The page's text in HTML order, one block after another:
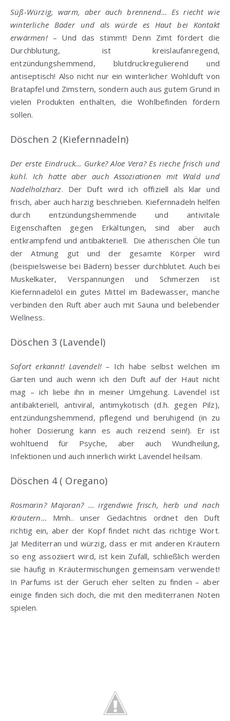
Süß-Würzig, warm, aber auch brennend… Es riecht wie
winterliche Bäder und als würde es Haut bei Kontakt
erwärmen!– Und das stimmt! Denn Zimt fördert die
Durchblutung, ist kreislaufanregend,
entzündungshemmend, blutdruckregulierend und
antiseptisch! Also nicht nur ein winterlicher Wohlduft von
Bratapfel und Zimstern, sondern auch aus gutem Grund in
vielen Produkten enthalten, die Wohlbefinden fördern
sollen.
Döschen 2 (Kiefernnadeln)
Der erste Eindruck… Gurke? Aloe Vera? Es rieche frisch und
kühl. Ich hatte aber auch Assoziationen mit Wald und
Nadelholzharz. Der Duft wird ich offiziell als klar und
frisch, aber auch harzig beschrieben. Kiefernnadeln helfen
durch entzündungshemmende und antivitale
Eigenschaften gegen Erkältungen, sind aber auch
entkrampfend und antibakteriell. Die ätherischen Öle tun
der Atmung gut und der gesamte Körper wird
(beispielsweise bei Bädern) besser durchblutet. Auch bei
Muskelkater, Verspannungen und Schmerzen ist
Kiefernnadelöl ein gutes Mittel im Badewasser, manche
verbinden den Ruft aber auch mit Sauna und belebender
Wellness.
Döschen 3 (Lavendel)
Sofort erkannt! Lavendel! – Ich habe selbst welchen im
Garten und auch wenn ich den Duft auf der Haut nicht
mag – ich liebe ihn in meiner Umgehung. Lavendel ist
antibakteriell, antiviral, antimykotisch (d.h. gegen Pilz),
entzündungshemmend, pflegend und beruhigend (in zu
hoher Dosierung kann es auch reizend sein!). Er ist
wohltuend für Psyche, aber auch Wundheilung,
Infektionen und auch innerlich wirkt Lavendel heilsam.
Döschen 4 ( Oregano)
Rosmarin? Majoran? … irgendwie frisch, herb und nach
Kräutern… Mmh.. unser Gedächtnis ordnet den Duft
richtig ein, aber der Kopf findet nicht das richtige Wort.
Ja! Mediterran und würzig, dass er mit anderen Kräutern
so eng assoziiert wird, ist kein Zufall, schließlich werden
sie häufig in Kräutermischungen gemeinsam verwendet!
In Parfums ist der Geruch eher selten zu finden – aber
einige finden sich doch, die mit den mediterranen Noten
spielen.